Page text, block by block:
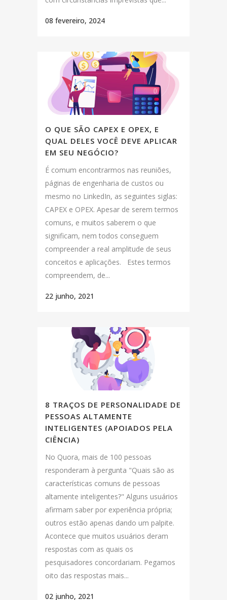
08 fevereiro, 2024
O QUE SÃO CAPEX E OPEX, E
QUAL DELES VOCÊ DEVE APLICAR
EM SEU NEGÓCIO?
É comum encontrarmos nas reuniões,
páginas de engenharia de custos ou
mesmo no LinkedIn, as seguintes siglas:
CAPEX e OPEX. Apesar de serem termos
comuns, e muitos saberem o que
significam, nem todos conseguem
compreender a real amplitude de seus
conceitos e aplicações. Estes termos
compreendem, de...
22 junho, 2021
8 TRAÇOS DE PERSONALIDADE DE
PESSOAS ALTAMENTE
INTELIGENTES (APOIADOS PELA
CIÊNCIA)
No Quora, mais de 100 pessoas
responderam à pergunta "Quais são as
características comuns de pessoas
altamente inteligentes?" Alguns usuários
afirmam saber por experiência própria;
outros estão apenas dando um palpite.
Acontece que muitos usuários deram
respostas com as quais os
pesquisadores concordariam. Pegamos
oito das respostas mais...
02 junho, 2021